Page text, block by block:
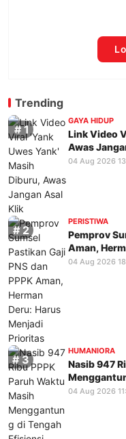
Trending
GAYA HIDUP
Link Video
Awas
04 Aug 2026
PERISTIWA
Pemprov
Aman,
04 Aug 2026
HUMANIORA
Nasib 947
04 Aug 2026